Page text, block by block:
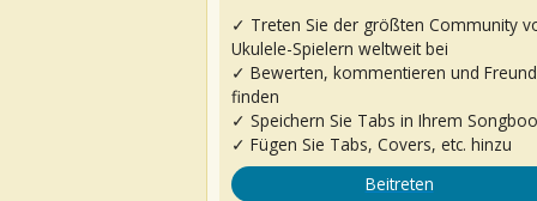
✓ Treten Sie der größten Community
Ukulele-Spielern weltweit bei
✓ Bewerten, kommentieren und
finden
✓ Speichern Sie Tabs in Ihrem
✓ Fügen Sie Tabs, Covers, etc. hinzu
Beitreten